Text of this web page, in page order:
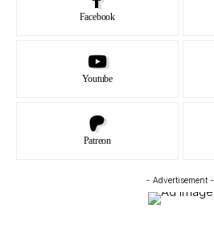
Facebook
Youtube
Patreon
- Advertisement -